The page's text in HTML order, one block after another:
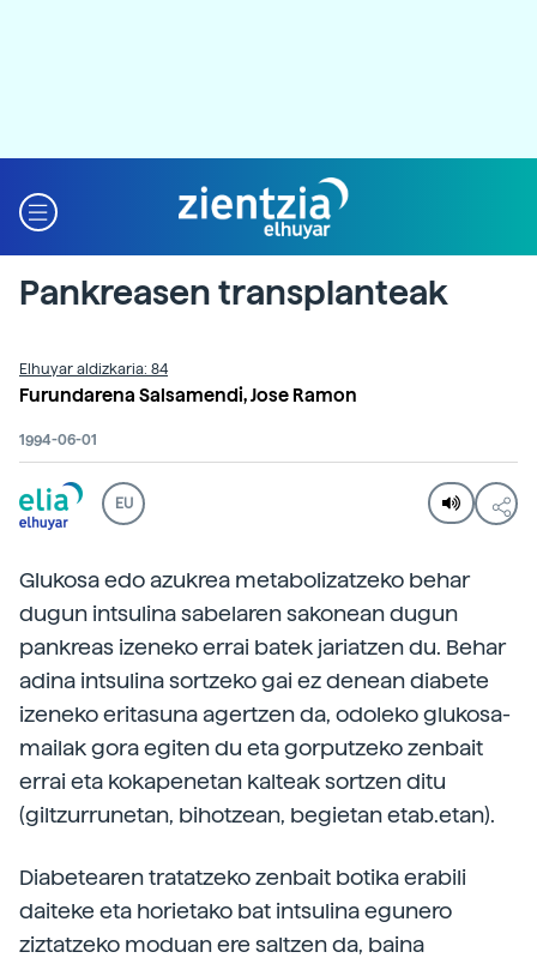
Pankreasen transplanteak
Elhuyar aldizkaria: 84
Furundarena Salsamendi, Jose Ramon
1994-06-01
EU
Glukosa edo azukrea metabolizatzeko behar
dugun intsulina sabelaren sakonean dugun
pankreas izeneko errai batek jariatzen du. Behar
adina intsulina sortzeko gai ez denean diabete
izeneko eritasuna agertzen da, odoleko glukosa-
mailak gora egiten du eta gorputzeko zenbait
errai eta kokapenetan kalteak sortzen ditu
(giltzurrunetan, bihotzean, begietan etab.etan).
Diabetearen tratatzeko zenbait botika erabili
daiteke eta horietako bat intsulina egunero
ziztatzeko moduan ere saltzen da, baina